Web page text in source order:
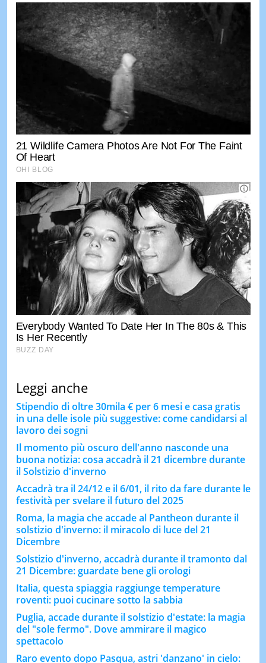
Leggi anche
Stipendio di oltre 30mila € per 6 mesi e casa gratis
in una delle isole più suggestive: come candidarsi al
lavoro dei sogni
Il momento più oscuro dell'anno nasconde una
buona notizia: cosa accadrà il 21 dicembre durante
il Solstizio d'inverno
Accadrà tra il 24/12 e il 6/01, il rito da fare durante le
festività per svelare il futuro del 2025
Roma, la magia che accade al Pantheon durante il
solstizio d'inverno: il miracolo di luce del 21
Dicembre
Solstizio d'inverno, accadrà durante il tramonto dal
21 Dicembre: guardate bene gli orologi
Italia, questa spiaggia raggiunge temperature
roventi: puoi cucinare sotto la sabbia
Puglia, accade durante il solstizio d'estate: la magia
del "sole fermo". Dove ammirare il magico
spettacolo
Raro evento dopo Pasqua, astri 'danzano' in cielo: